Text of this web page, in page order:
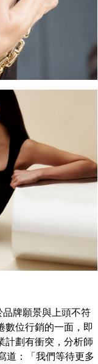
牌願景與上頭不符
數位行銷的一面，即
計劃有衝突，分析師
道：「我們等待更多